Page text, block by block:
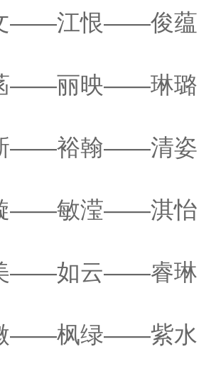
——江恨——俊蕴
——丽映——琳璐
——裕翰——清姿
——敏滢——淇怡
——如云——睿琳
——枫绿——紫水